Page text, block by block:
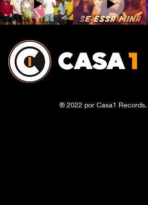
® 2022 por Casa1 Records.